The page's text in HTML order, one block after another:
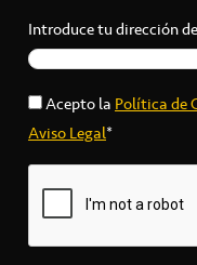
Introduce tu dirección
Acepto la Política de
Aviso Legal*